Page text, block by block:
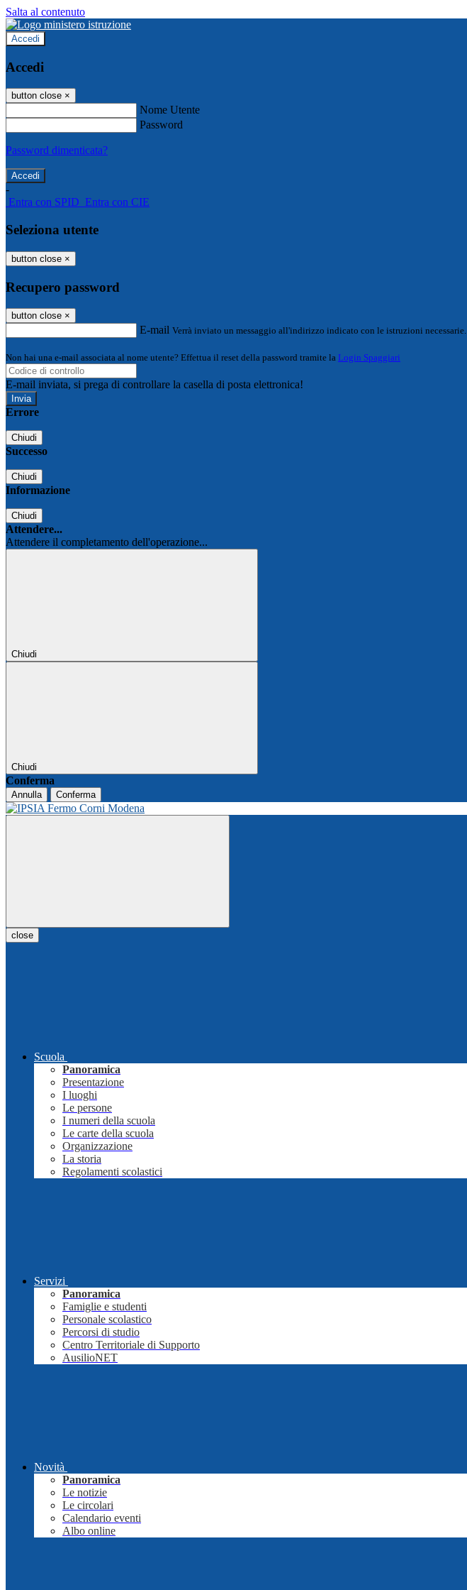
Salta al contenuto
Accedi
Accedi
button close ×
Nome Utente
Password
Password dimenticata?
-
Entra con SPID Entra con CIE
Seleziona utente
button close ×
Recupero password
button close ×
E-mail Verrà inviato un messaggio all'indirizzo indicato con le istruzioni necessarie.
Non hai una e-mail associata al nome utente? Effettua il reset della password tramite la Login Spaggiari
E-mail inviata, si prega di controllare la casella di posta elettronica!
Errore
Chiudi
Successo
Chiudi
Informazione
Chiudi
Attendere...
Attendere il completamento dell'operazione...
Chiudi
Chiudi
Conferma
Annulla Conferma
close
Scuola
Panoramica
Presentazione
I luoghi
Le persone
I numeri della scuola
Le carte della scuola
Organizzazione
La storia
Regolamenti scolastici
Servizi
Panoramica
Famiglie e studenti
Personale scolastico
Percorsi di studio
Centro Territoriale di Supporto
AusilioNET
Novità
Panoramica
Le notizie
Le circolari
Calendario eventi
Albo online